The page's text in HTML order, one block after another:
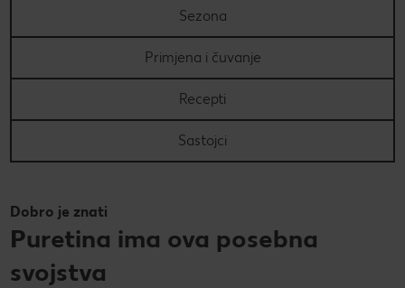
Super poletje (SLO)
Peci s Ivanom: Otkrij recepte i trikove poznate hrvatske
slastičarke
Sezona
Primjena i čuvanje
Recepti
Sastojci
Dobro je znati
Puretina ima ova posebna
svojstva